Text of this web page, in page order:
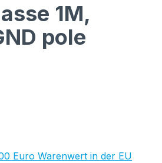
1M,
pole
Euro Warenwert in der EU